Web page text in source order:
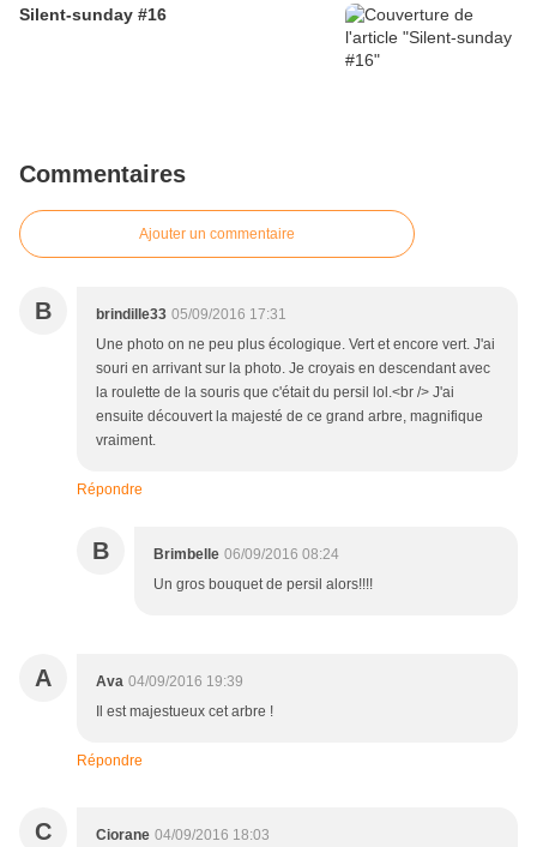
Silent-sunday #16
Commentaires
Ajouter un commentaire
B brindille33 05/09/2016 17:31
Une photo on ne peu plus écologique. Vert et encore vert. J'ai
souri en arrivant sur la photo. Je croyais en descendant avec
la roulette de la souris que c'était du persil lol.<br /> J'ai
ensuite découvert la majesté de ce grand arbre, magnifique
vraiment.
Répondre
B Brimbelle 06/09/2016 08:24
Un gros bouquet de persil alors!!!!
A Ava 04/09/2016 19:39
Il est majestueux cet arbre !
Répondre
C Ciorane 04/09/2016 18:03